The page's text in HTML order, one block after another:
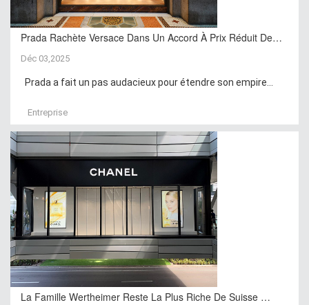
Prada Rachète Versace Dans Un Accord À Prix Réduit De…
Déc 03,2025
Prada a fait un pas audacieux pour étendre son empire...
Entreprise
La Famille Wertheimer Reste La Plus Riche De Suisse …